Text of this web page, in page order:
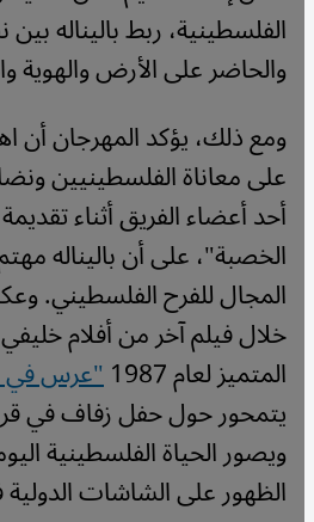
الفلسطينية، ربط باليناله
والحاضر على الأرض والهوية
ومع ذلك، يؤكد المهرجان أن
على معاناة الفلسطينيين
أحد أعضاء الفريق أثناء
الخصبة"، على أن باليناله
المجال للفرح الفلسطيني.
خلال فيلم آخر من أفلام
المتميز لعام 1987 "عرس في
يتمحور حول حفل زفاف في
ويصور الحياة الفلسطينية
الظهور على الشاشات